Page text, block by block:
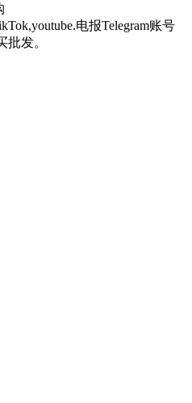
电报Telegram账号
发。